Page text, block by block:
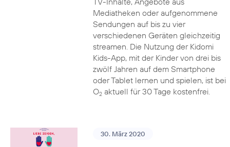
Mediatheken oder aufgenommene
Sendungen auf bis zu vier
verschiedenen Geräten gleichzeitig
streamen. Die Nutzung der Kidomi
Kids-App, mit der Kinder von drei bis
zwölf Jahren auf dem Smartphone
oder Tablet lernen und spielen, ist bei
O2aktuell für 30 Tage kostenfrei.
30. März 2020